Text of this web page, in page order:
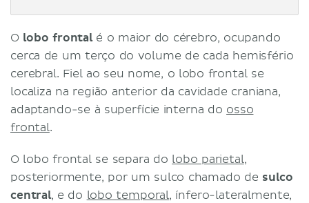
O lobo frontalé o maior do cérebro, ocupando
cerca de um terço do volume de cada hemisfério
cerebral. Fiel ao seu nome, o lobo frontal se
localiza na região anterior da cavidade craniana,
adaptando-se à superfície interna do osso
frontal.
O lobo frontal se separa do lobo parietal,
posteriormente, por um sulco chamado de sulco
central, e do lobo temporal, ínfero-lateralmente,